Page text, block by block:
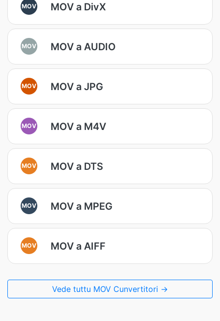
MOV MOV a DivX
MOV MOV a AUDIO
MOV MOV a JPG
MOV MOV a M4V
MOV MOV a DTS
MOV MOV a MPEG
MOV MOV a AIFF
Vede tuttu MOV Cunvertitori →